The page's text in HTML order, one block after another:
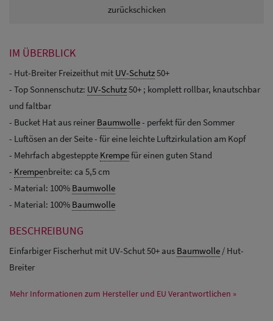
zurückschicken
IM ÜBERBLICK
- Hut-Breiter Freizeithut mit UV-Schutz50+
- Top Sonnenschutz: UV-Schutz50+ ; komplett rollbar, knautschbar
und faltbar
- Bucket Hat aus reiner Baumwolle- perfekt für den Sommer
- Luftösen an der Seite - für eine leichte Luftzirkulation am Kopf
- Mehrfach abgesteppte Krempefür einen guten Stand
- Krempenbreite: ca 5,5 cm
- Material: 100% Baumwolle
- Material: 100% Baumwolle
BESCHREIBUNG
Einfarbiger Fischerhut mit UV-Schut 50+ aus Baumwolle / Hut-
Breiter
Mehr Informationen zum Hersteller und EU Verantwortlichen »